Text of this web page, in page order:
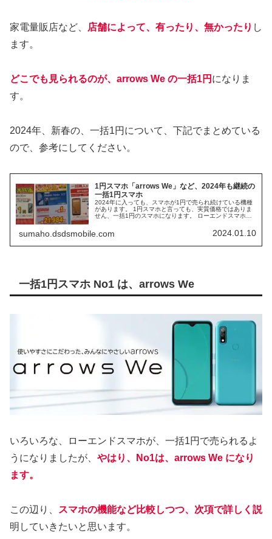
家電量販店など、 店舗によって、有ったり、無かったり し
ます。
どこでも見られるのが、arrows We の一括1円 になりま
す。
2024年、新春の、一括1円について、下記でまとめている
ので、参考にしてください。
1円スマホ「arrows We」など、2024年も継続の
一括1円スマホ
2024年に入っても、スマホが1円で売られ続けている機種
があります。 1円スマホと言っても、実質価格ではありま
せん、一括1円のスマホになります。 ローエンドスマホと
sumaho.dsdsmobile.com 2024.01.10
一括1円スマホ No1 は、arrows We
いろいろな、ローエンドスマホが、一括1円で売られるよ
うになりましたが、 やはり、No1は、arrows We になり
ます。
この辺り、
スマホの機能など比較しつつ、次項で詳しく説
明していきたいと思います。